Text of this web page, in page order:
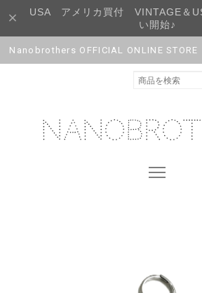
USA アメリカ買付 VINTAGE＆
い開始♪
Nanobrothers OFFICIAL ONLINE STORE